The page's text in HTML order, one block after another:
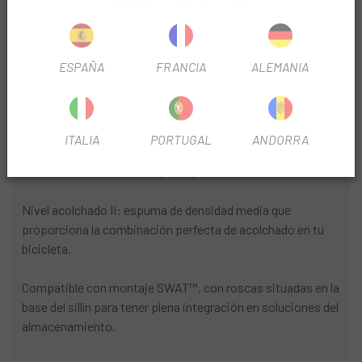
INFORMACIÓN DEL PRODUCTO
Diseño Body Geometry patentado probado en laboratorio
para asegurar
Carcasa ligera y duradera reforzada de carbono.
Nivel acolchado II: espuma de densidad media que
proporciona la combinación perfecta de acolchado en tu
bicicleta.
Compatible con montaje SWAT™, con roscas situadas en la
base del sillín para tener plena integración en soluciones del
almacenamiento.
ESPAÑA FRANCIA ALEMANIA
ITALIA PORTUGAL ANDORRA